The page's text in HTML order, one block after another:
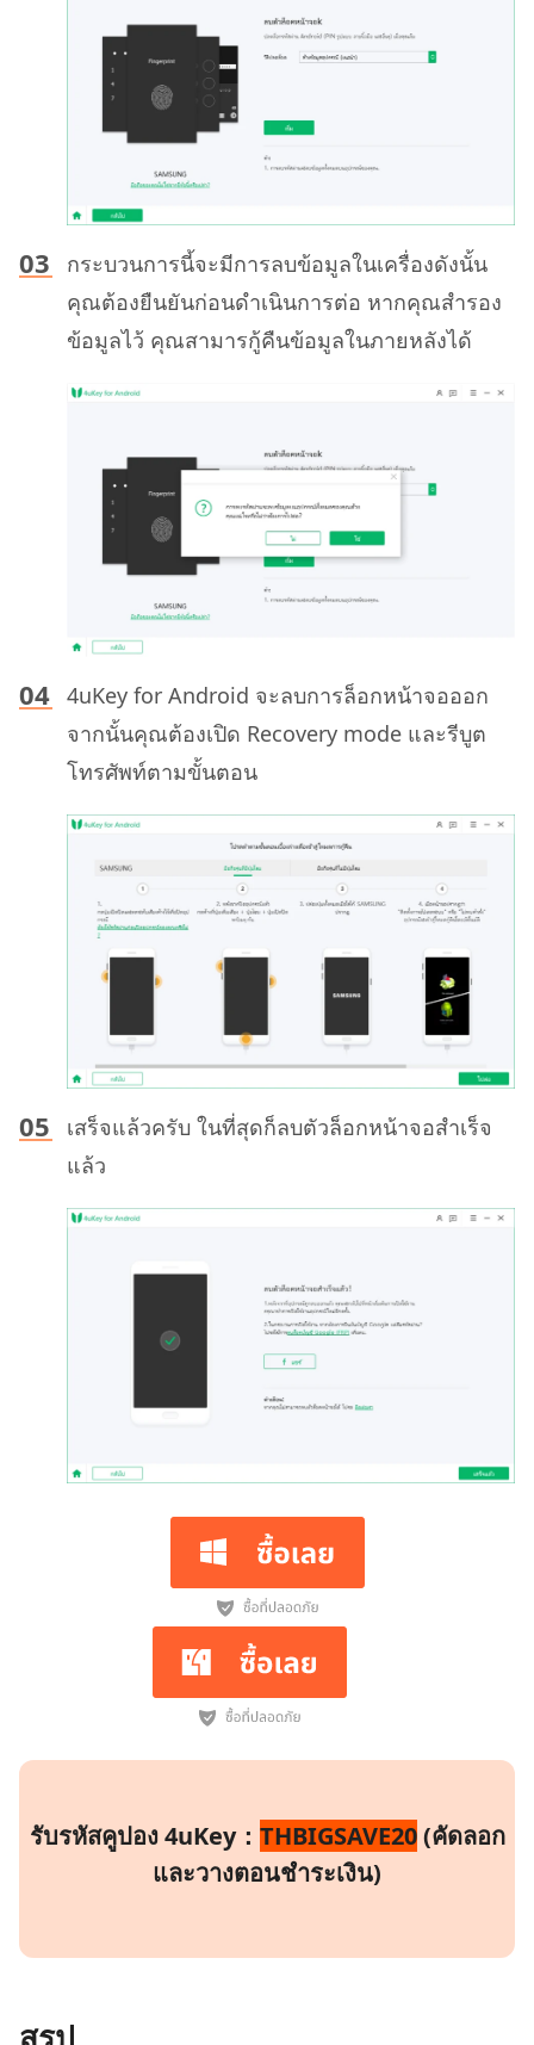
กระบวนการนี้จะมีการลบข้อมูลในเครื่องดังนั้น
คุณต้องยืนยันก่อนดำเนินการต่อ หากคุณสำรอง
ข้อมูลไว้ คุณสามารกู้คืนข้อมูลในภายหลังได้
4uKey for Android จะลบการล็อกหน้าจอออก
จากนั้นคุณต้องเปิด Recovery mode และรีบูต
โทรศัพท์ตามขั้นตอน
เสร็จแล้วครับ ในที่สุดก็ลบตัวล็อกหน้าจอสำเร็จ
แล้ว
รับรหัสคูปอง 4uKey： THBIGSAVE20(คัดลอก
และวางตอนชำระเงิน)
สรุป